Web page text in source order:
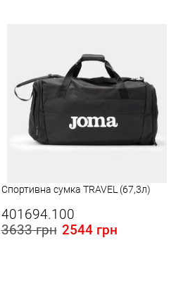
Спортивна сумка TRAVEL (67,3л)
401694.100
3633 грн 2544 грн